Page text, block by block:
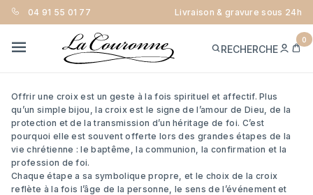
04 91 55 01 77 Livraison & gravure sous 24h
RECHERCHE
ME
0
QUELLE CROIX CHOISIR SELON
L’OCCASION : BAPTÊME, COMMUNION,
CONFIRMATION, PROFESSION DE FOI ?
Offrir une croix est un geste à la fois spirituel et affectif. Plus
qu’un simple bijou, la croix est le signe de l’amour de Dieu, de la
protection et de la transmission d’un héritage de foi. C’est
pourquoi elle est souvent offerte lors des grandes étapes de la
vie chrétienne : le baptême, la communion, la confirmation et la
profession de foi.
Chaque étape a sa symbolique propre, et le choix de la croix
reflète à la fois l’âge de la personne, le sens de l’événement et